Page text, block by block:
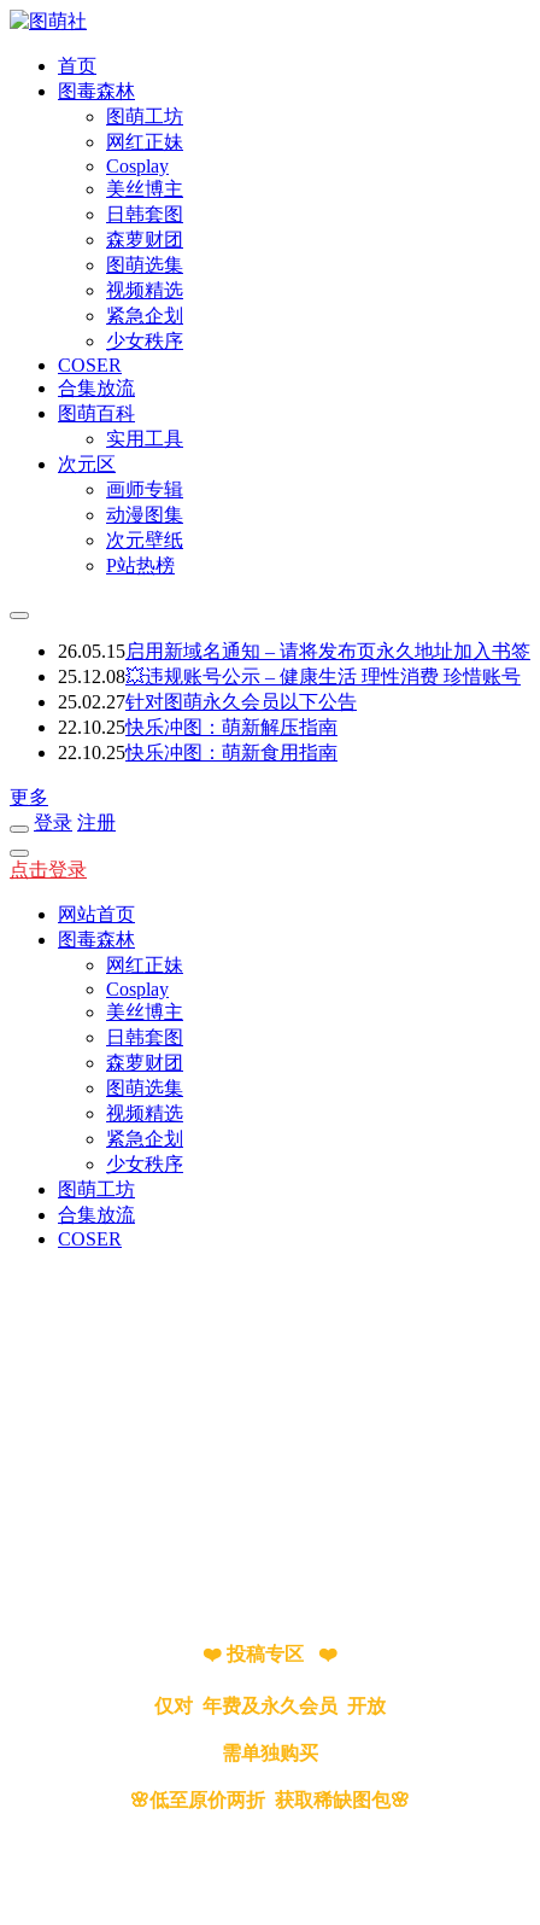
首页
图毒森林
图萌工坊
网红正妹
Cosplay
美丝博主
日韩套图
森萝财团
图萌选集
视频精选
紧急企划
少女秩序
COSER
合集放流
图萌百科
实用工具
次元区
画师专辑
动漫图集
次元壁纸
P站热榜
26.05.15启用新域名通知 – 请将发布页永久地址加入书签
25.12.08💥违规账号公示 – 健康生活 理性消费 珍惜账号
25.02.27针对图萌永久会员以下公告
22.10.25快乐冲图：萌新解压指南
22.10.25快乐冲图：萌新食用指南
更多
登录 注册
点击登录
网站首页
图毒森林
网红正妹
Cosplay
美丝博主
日韩套图
森萝财团
图萌选集
视频精选
紧急企划
少女秩序
图萌工坊
合集放流
COSER
❤️ 投稿专区 ❤️
仅对 年费及永久会员 开放
需单独购买
🌸低至原价两折 获取稀缺图包🌸